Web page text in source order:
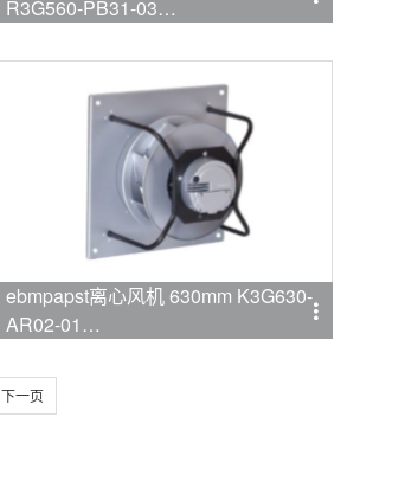
R3G560-PB31-03
ebmpapst离心风机 630mm K3G630-
AR02-01
下一页